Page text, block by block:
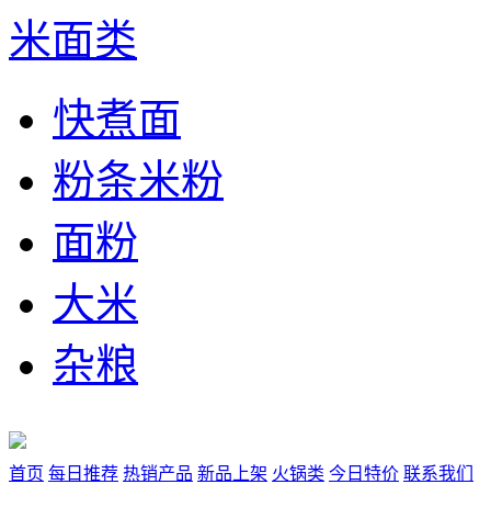
米面类
快煮面
粉条米粉
面粉
大米
杂粮
首页 每日推荐 热销产品 新品上架 火锅类 今日特价 联系我们